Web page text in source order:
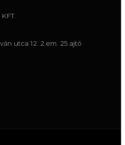
utca 12. 2.em. 25.ajtó